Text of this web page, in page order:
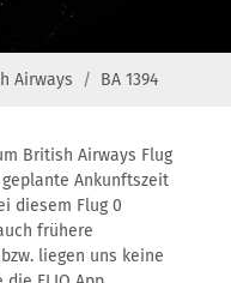
Airways BA 1394
British Airways Flug
geplante Ankunftszeit
diesem Flug 0
frühere
liegen uns keine